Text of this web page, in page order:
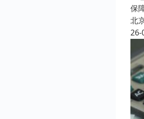
保
北
26-